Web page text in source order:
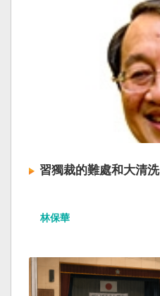
習獨裁的難處和大清洗
林保華